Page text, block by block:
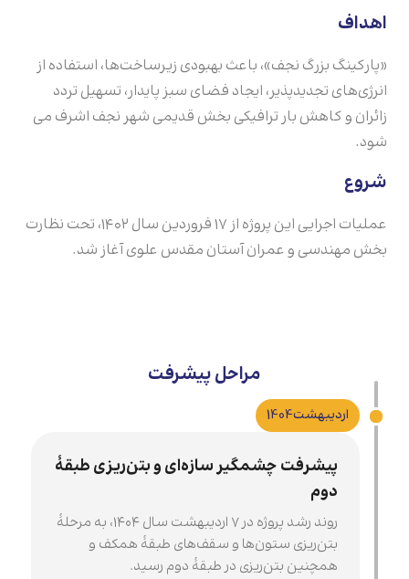
اهداف
«پارکینگ بزرگ نجف»، باعث بهبودی زیرساخت‌ها، استفاده از
انرژی‌های تجدید‌پذیر، ایجاد فضای سبز پایدار، تسهیل تردد
زائران و کاهش بار ترافیکی بخش قدیمی شهر نجف اشرف می
شود.
شروع
عملیات اجرایی این پروژه از ۱۷ فروردین سال ۱۴۰۲، تحت نظارت
بخش مهندسی و عمران آستان مقدس علوی آغاز شد.
مراحل پیشرفت
اردیبهشت1404
پیشرفت چشمگیر سازه‌ای و بتن‌ریزی طبقۀ
دوم
روند رشد پروژه در ۷ اردیبهشت سال ۱۴۰۴، به مرحلۀ
بتن‌ریزی ستون‌ها و سقف‌های طبقۀ همکف و
همچنین بتن‌ریزی در طبقۀ دوم رسید.